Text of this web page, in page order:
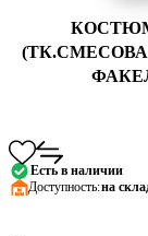
Есть в наличии
Доступность:на